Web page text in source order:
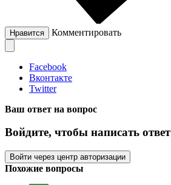
Нравится Комментировать
Facebook
Вконтакте
Twitter
Ваш ответ на вопрос
Войдите, чтобы написать ответ
Войти через центр авторизации
Похожие вопросы